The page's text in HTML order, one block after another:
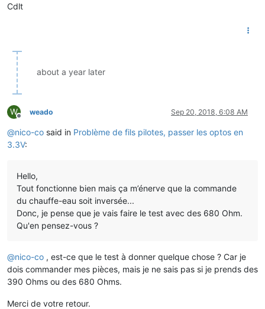
Cdlt
about a year later
W
Offline
weado Sep 20, 2018, 6:08 AM
@nico-co said in Problème de fils pilotes, passer les optos en
3.3V:
Hello,
Tout fonctionne bien mais ça m’énerve que la commande
du chauffe-eau soit inversée...
Donc, je pense que je vais faire le test avec des 680 Ohm.
Qu'en pensez-vous ?
@nico-co , est-ce que le test à donner quelque chose ? Car je
dois commander mes pièces, mais je ne sais pas si je prends des
390 Ohms ou des 680 Ohms.
Merci de votre retour.